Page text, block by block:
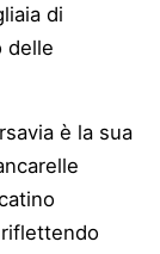
di
delle
è la sua